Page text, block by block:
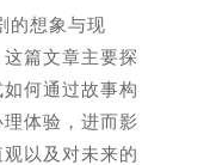
的想象与现
篇文章主要探
何通过故事构
体验，进而影
以及对未来的